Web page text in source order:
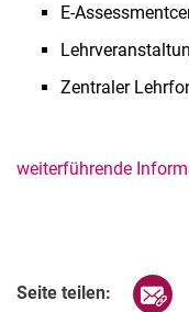
E-
Zentraler
weiterführende
Seite teilen: